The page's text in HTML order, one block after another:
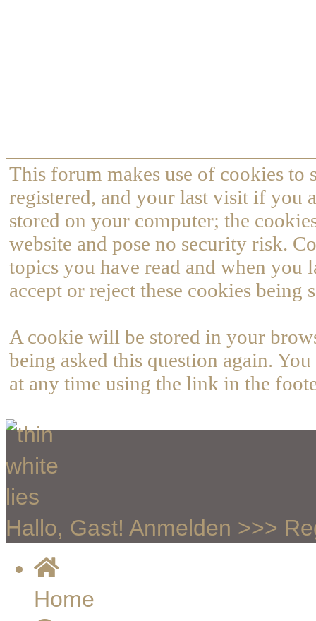
This forum makes use of cookies
registered, and your last visit if you
stored on your computer; the
website and pose no security risk.
topics you have read and when you
accept or reject these cookies being
A cookie will be stored in your
being asked this question again.
at any time using the link in the
Hallo, Gast! Anmelden >>>
Home